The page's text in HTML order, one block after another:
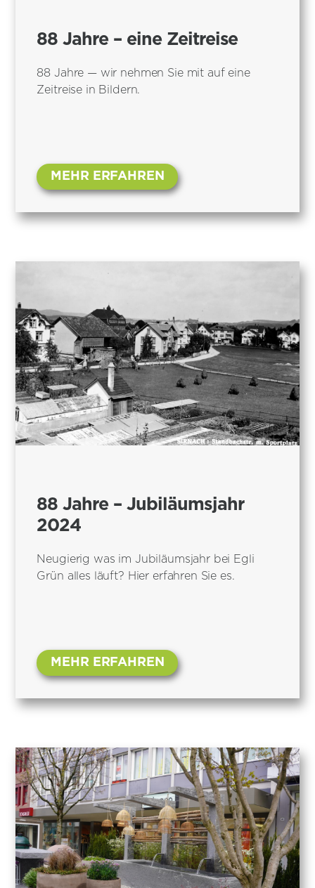
88 Jahre – eine Zeitreise
88 Jahre — wir nehmen Sie mit auf eine
Zeitreise in Bildern.
MEHR ERFAHREN
88 Jahre – Jubiläumsjahr
2024
Neugierig was im Jubiläumsjahr bei Egli
Grün alles läuft? Hier erfahren Sie es.
MEHR ERFAHREN